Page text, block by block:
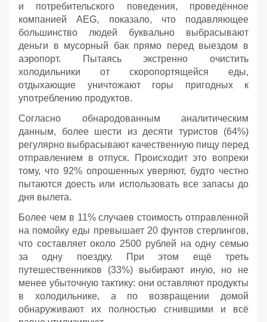
и потребительского поведения, проведённое
компанией AEG, показало, что подавляющее
большинство людей буквально выбрасывают
деньги в мусорный бак прямо перед выездом в
аэропорт. Пытаясь экстренно очистить
холодильники от скоропортящейся еды,
отдыхающие уничтожают горы пригодных к
употреблению продуктов.
Согласно обнародованным аналитическим
данным, более шести из десяти туристов (64%)
регулярно выбрасывают качественную пищу перед
отправлением в отпуск. Происходит это вопреки
тому, что 92% опрошенных уверяют, будто честно
пытаются доесть или использовать все запасы до
дня вылета.
Более чем в 11% случаев стоимость отправленной
на помойку еды превышает 20 фунтов стерлингов,
что составляет около 2500 рублей на одну семью
за одну поездку. При этом ещё треть
путешественников (33%) выбирают иную, но не
менее убыточную тактику: они оставляют продукты
в холодильнике, а по возвращении домой
обнаруживают их полностью сгнившими и всё